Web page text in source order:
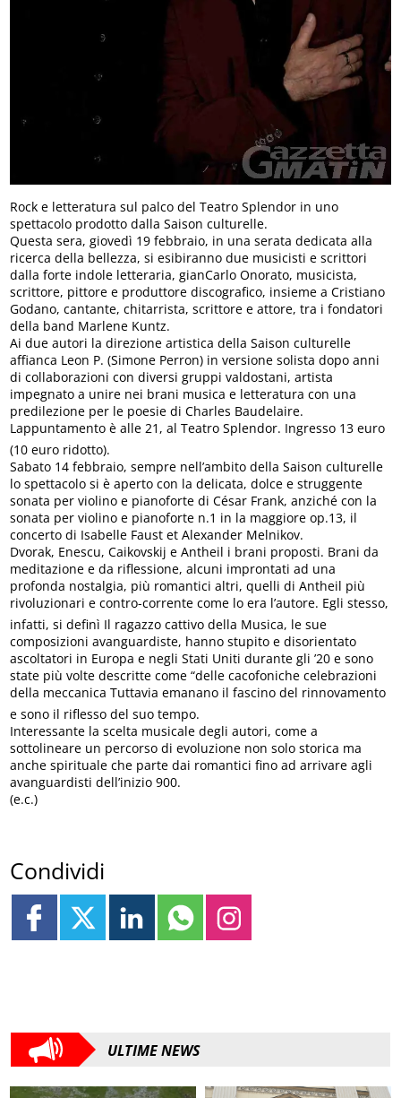
Rock e letteratura sul palco del Teatro Splendor in uno
spettacolo prodotto dalla Saison culturelle.
Questa sera, giovedì 19 febbraio, in una serata dedicata alla
ricerca della bellezza, si esibiranno due musicisti e scrittori
dalla forte indole letteraria, gianCarlo Onorato, musicista,
scrittore, pittore e produttore discografico, insieme a Cristiano
Godano, cantante, chitarrista, scrittore e attore, tra i fondatori
della band Marlene Kuntz.
Ai due autori la direzione artistica della Saison culturelle
affianca Leon P. (Simone Perron) in versione solista dopo anni
di collaborazioni con diversi gruppi valdostani, artista
impegnato a unire nei brani musica e letteratura con una
predilezione per le poesie di Charles Baudelaire.
Lappuntamento è alle 21, al Teatro Splendor. Ingresso 13 euro
(10 euro ridotto).
Sabato 14 febbraio, sempre nell’ambito della Saison culturelle
lo spettacolo si è aperto con la delicata, dolce e struggente
sonata per violino e pianoforte di César Frank, anziché con la
sonata per violino e pianoforte n.1 in la maggiore op.13, il
concerto di Isabelle Faust et Alexander Melnikov.
Dvorak, Enescu, Caikovskij e Antheil i brani proposti. Brani da
meditazione e da riflessione, alcuni improntati ad una
profonda nostalgia, più romantici altri, quelli di Antheil più
rivoluzionari e contro-corrente come lo era l’autore. Egli stesso,
infatti, si definì Il ragazzo cattivo della Musica, le sue
composizioni avanguardiste, hanno stupito e disorientato
ascoltatori in Europa e negli Stati Uniti durante gli ’20 e sono
state più volte descritte come “delle cacofoniche celebrazioni
della meccanica Tuttavia emanano il fascino del rinnovamento
e sono il riflesso del suo tempo.
Interessante la scelta musicale degli autori, come a
sottolineare un percorso di evoluzione non solo storica ma
anche spirituale che parte dai romantici fino ad arrivare agli
avanguardisti dell’inizio 900.
(e.c.)
Condividi
ULTIME NEWS